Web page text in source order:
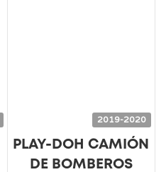
2019-2020
PLAY-DOH CAMIÓN
DE BOMBEROS